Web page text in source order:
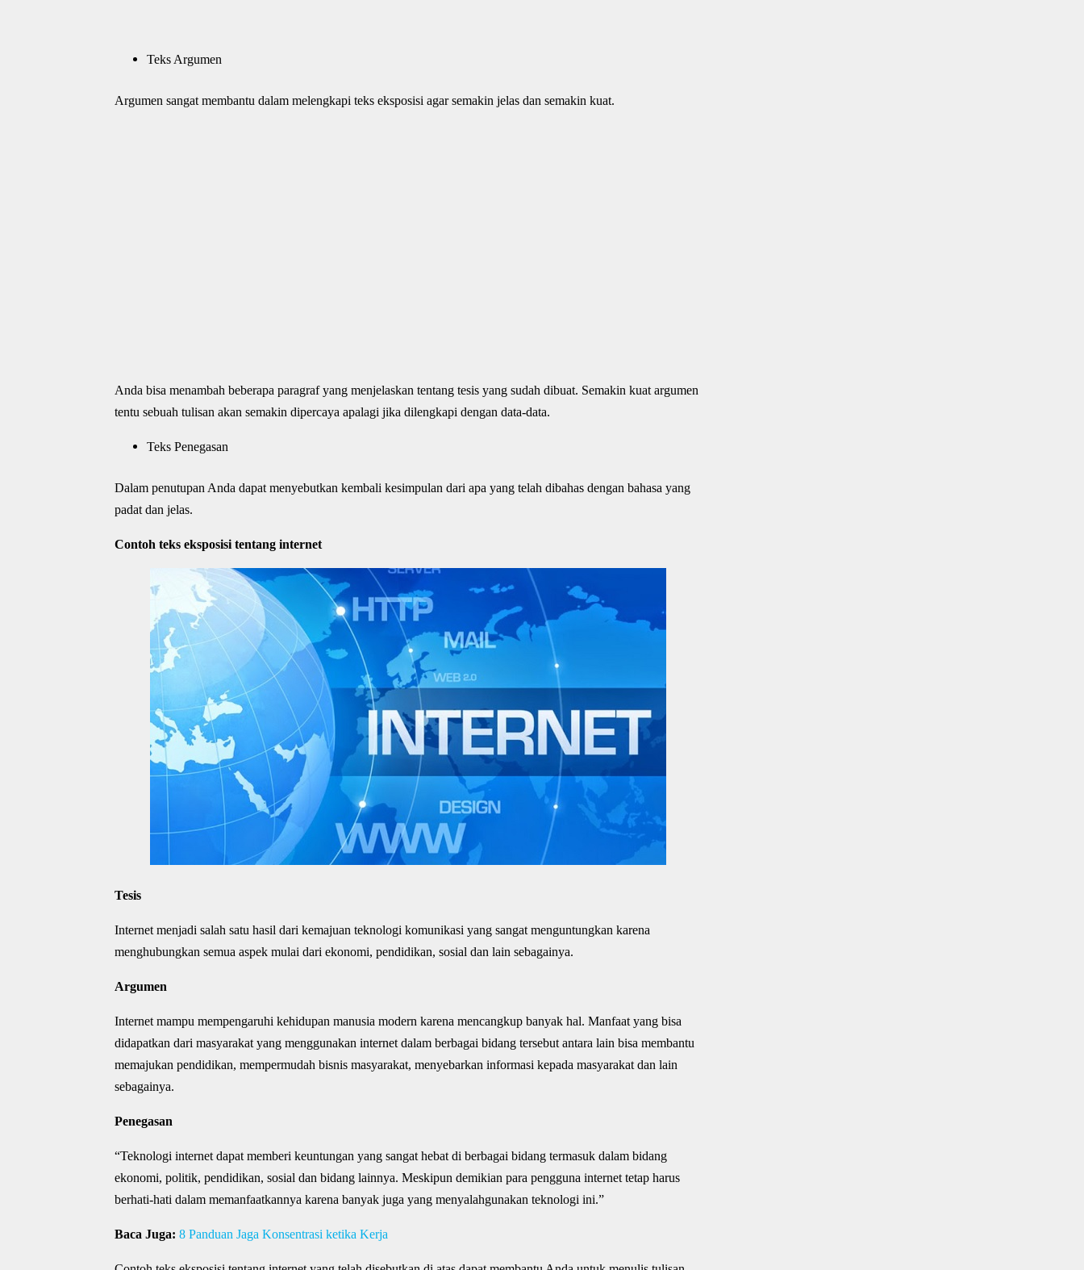
Teks Argumen
Argumen sangat membantu dalam melengkapi teks eksposisi agar semakin jelas dan semakin kuat.
Anda bisa menambah beberapa paragraf yang menjelaskan tentang tesis yang sudah dibuat. Semakin kuat argumen
tentu sebuah tulisan akan semakin dipercaya apalagi jika dilengkapi dengan data-data.
Teks Penegasan
Dalam penutupan Anda dapat menyebutkan kembali kesimpulan dari apa yang telah dibahas dengan bahasa yang
padat dan jelas.
Contoh teks eksposisi tentang internet
Tesis
Internet menjadi salah satu hasil dari kemajuan teknologi komunikasi yang sangat menguntungkan karena
menghubungkan semua aspek mulai dari ekonomi, pendidikan, sosial dan lain sebagainya.
Argumen
Internet mampu mempengaruhi kehidupan manusia modern karena mencangkup banyak hal. Manfaat yang bisa
didapatkan dari masyarakat yang menggunakan internet dalam berbagai bidang tersebut antara lain bisa membantu
memajukan pendidikan, mempermudah bisnis masyarakat, menyebarkan informasi kepada masyarakat dan lain
sebagainya.
Penegasan
“Teknologi internet dapat memberi keuntungan yang sangat hebat di berbagai bidang termasuk dalam bidang
ekonomi, politik, pendidikan, sosial dan bidang lainnya. Meskipun demikian para pengguna internet tetap harus
berhati-hati dalam memanfaatkannya karena banyak juga yang menyalahgunakan teknologi ini.”
Baca Juga: 8 Panduan Jaga Konsentrasi ketika Kerja